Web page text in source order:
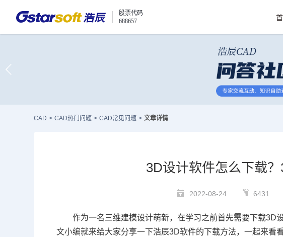
股票代码
688657
CAD > CAD热门问题 > CAD常见问题 > 文章详情
3D设计软件怎么下载
2022-08-24 6431
作为一名三维建模设计萌新，在学习之前首先需要下载3D
文小编就来给大家分享一下浩辰3D软件的下载方法，一起来看看